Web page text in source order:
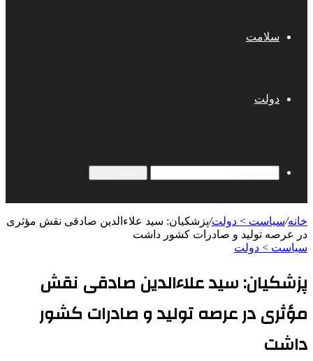
سلامت
دولت
خانه/سیاست > دولت/پزشکیان: سید علاءالدین صادقی نقش‌ مؤثری
در عرصه تولید و صادرات کشور داشت
سیاست > دولت
پزشکیان: سید علاءالدین صادقی نقش‌
مؤثری در عرصه تولید و صادرات کشور
داشت